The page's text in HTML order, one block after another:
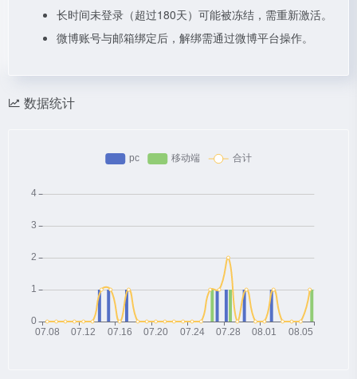
长时间未登录（超过180天）可能被冻结，需重新激活。
微博账号与邮箱绑定后，解绑需通过微博平台操作。
数据统计